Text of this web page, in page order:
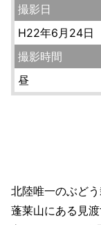
撮影日
H22年6月24日
撮影時間
昼
北陸唯一のぶど
蓬莱山にある見